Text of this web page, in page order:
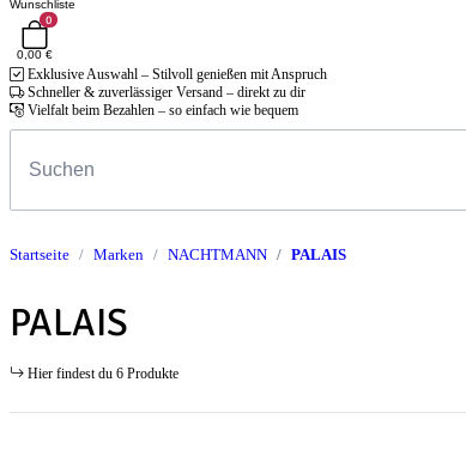
Wunschliste
0
0,00 €
Exklusive Auswahl – Stilvoll genießen mit Anspruch
Schneller & zuverlässiger Versand – direkt zu dir
Vielfalt beim Bezahlen – so einfach wie bequem
Startseite Marken NACHTMANN PALAIS
PALAIS
Hier findest du 6 Produkte